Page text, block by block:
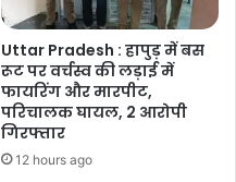
Uttar Pradesh : हापुड़ में बस
रूट पर वर्चस्व की लड़ाई में
फायरिंग और मारपीट,
परिचालक घायल, 2 आरोपी
गिरफ्तार
12 hours ago